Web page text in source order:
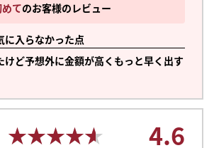
てのお客様のレビュー
に入らなかった点
けど予想外に金額が高くもっと早く出す
★★★★★
★★★★★ 4.6